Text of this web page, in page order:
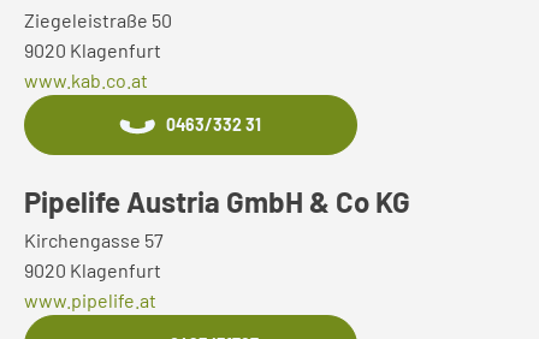
Ziegeleistraße 50
9020 Klagenfurt
www.kab.co.at
0463/332 31
Pipelife Austria GmbH & Co KG
Kirchengasse 57
9020 Klagenfurt
www.pipelife.at